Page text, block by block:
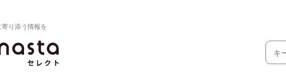
り添う情報を